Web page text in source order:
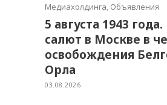
Медиахолдинга, Объявления
5 августа 1943
салют в Москве в
освобождения
Орла
03.08.2026